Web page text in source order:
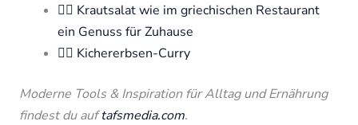
🧘‍♀️ Krautsalat wie im griechischen Restaurant
ein Genuss für Zuhause
🧘‍♀️ Kichererbsen-Curry
Moderne Tools & Inspiration für Alltag und Ernährung
findest du auftafsmedia.com.